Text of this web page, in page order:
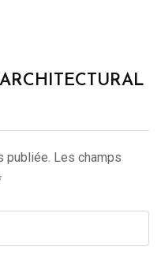
publiée. Les champs